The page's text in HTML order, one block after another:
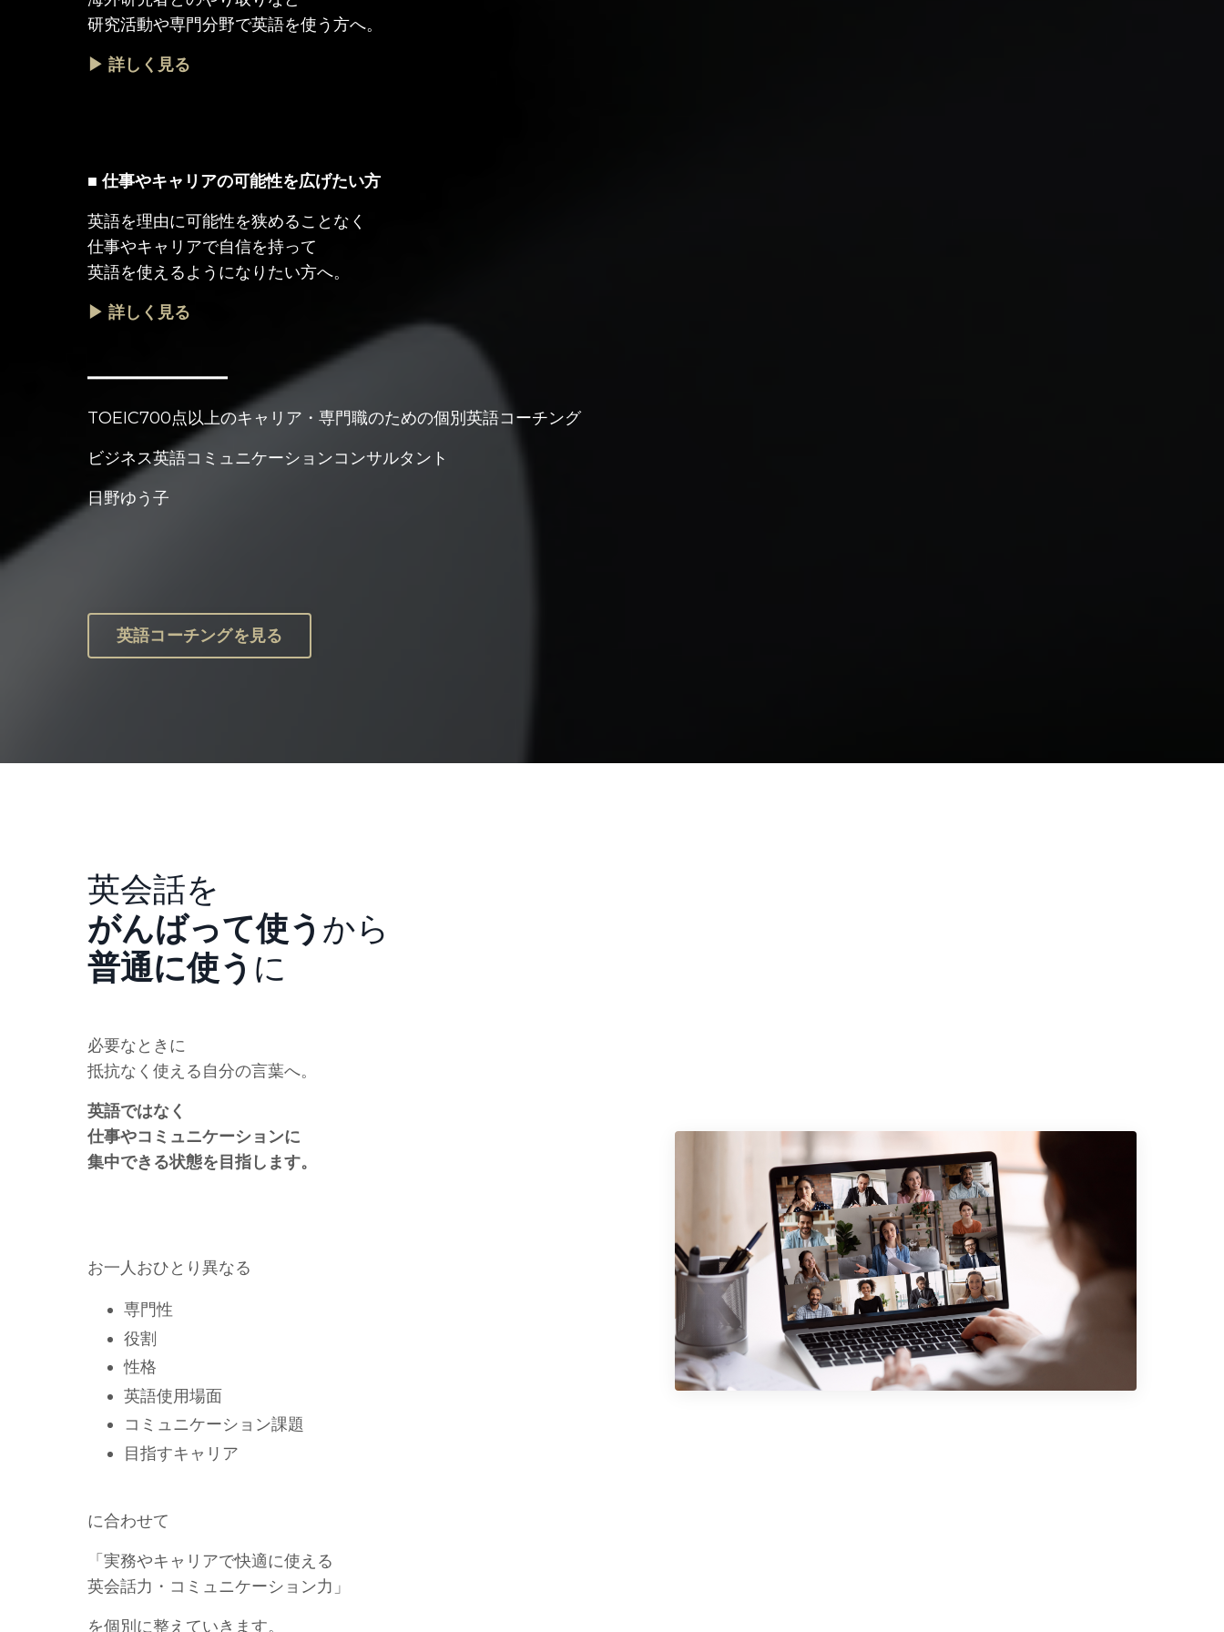
研究活動や専門分野で英語を使う方へ。
▶ 詳しく見る
■ 仕事やキャリアの可能性を広げたい方
英語を理由に可能性を狭めることなく
仕事やキャリアで自信を持って
英語を使えるようになりたい方へ。
▶ 詳しく見る
━━━━━━━━━━━━━━
TOEIC700点以上のキャリア・専門職のための個別英語コーチング
ビジネス英語コミュニケーションコンサルタント
日野ゆう子
英語コーチングを見る
英会話を
がんばって使う から
普通に使う に
必要なときに
抵抗なく使える自分の言葉へ。
英語ではなく
仕事やコミュニケーションに
集中できる状態を目指します。
お一人おひとり異なる
専門性
役割
性格
英語使用場面
コミュニケーション課題
目指すキャリア
に合わせて
「実務やキャリアで快適に使える
英会話力・コミュニケーション力」
を個別に整えていきます。